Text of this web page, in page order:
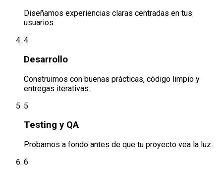
Diseñamos experiencias claras centradas en tus
usuarios.
4
Desarrollo
Construimos con buenas prácticas, código limpio y
entregas iterativas.
5
Testing y QA
Probamos a fondo antes de que tu proyecto vea la luz.
6